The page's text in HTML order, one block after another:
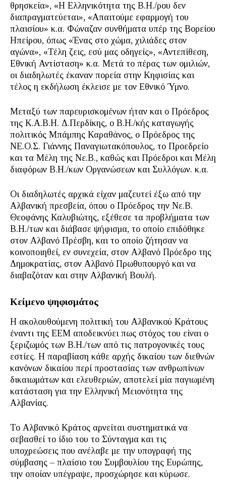
θρησκεία», «Η Ελληνικότητα της Β.Η./ρου δεν
διαπραγματεύεται», «Απαιτούμε εφαρμογή του
πλαισίου» κ.α. Φώναζαν συνθήματα υπέρ της Βορείου
Ηπείρου, όπως «Ένας στο χώμα, χιλιάδες στον
αγώνα», «Τέλη ζεις, εσύ μας οδηγείς», «Αντεπίθεση,
Εθνική Αντίσταση» κ.α. Μετά το πέρας των ομιλιών,
οι διαδηλωτές έκαναν πορεία στην Κηφισίας και
τέλος η εκδήλωση έκλεισε με τον Εθνικό Ύμνο.
Μεταξύ των παρευρισκομένων ήταν και ο Πρόεδρος
της Κ.Α.Β.Η. Δ.Περδίκης, ο Β.Η./κής καταγωγής
πολιτικός Μπάμπης Καραθάνος, ο Πρόεδρος της
ΝΕ.Ο.Σ. Γιάννης Παναγιωτακόπουλος, το Προεδρείο
και τα Μέλη της Νε.Β., καθώς και Πρόεδροι και Μέλη
διαφόρων Β.Η./κων Οργανώσεων και Συλλόγων. κ.α.
Οι διαδηλωτές αρχικά είχαν μαζευτεί έξω από την
Αλβανική πρεσβεία, όπου ο Πρόεδρος την Νε.Β.
Θεοφάνης Καλυβιώτης, εξέθεσε τα προβλήματα των
Β.Η./των και διάβασε ψήφισμα, το οποίο επιδόθηκε
στον Αλβανό Πρέσβη, και το οποίο ζήτησαν να
κοινοποιηθεί, εν συνεχεία, στον Αλβανό Πρόεδρο της
Δημοκρατίας, στον Αλβανό Πρωθυπουργό και να
διαβαζόταν και στην Αλβανική Βουλή.
Κείμενο ψηφισμάτος
Η ακολουθούμενη πολιτική του Αλβανικού Κράτους
έναντι της ΕΕΜ αποδεικνύει πως στόχος του είναι ο
ξεριζωμός των Β.Η./των από τις πατρογονικές τους
εστίες. Η παραβίαση κάθε αρχής δικαίου των διεθνών
κανόνων δικαίου περί προστασίας των ανθρωπίνων
δικαιωμάτων και ελευθεριών, αποτελεί μία παγιωμένη
κατάσταση για την Ελληνική Μειονότητα της
Αλβανίας.
Το Αλβανικό Κράτος αρνείται συστηματικά να
σεβασθεί το ίδιο του το Σύνταγμα και τις
υποχρεώσεις που ανέλαβε με την υπογραφή της
σύμβασης – πλαίσιο του Συμβουλίου της Ευρώπης,
την οποίαν υπέγραψε, προσχώρησε και κύρωσε.